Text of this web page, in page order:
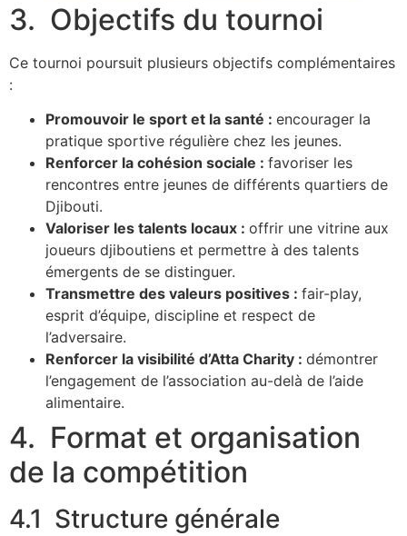
3. Objectifs du tournoi
Ce tournoi poursuit plusieurs objectifs complémentaires
:
Promouvoir le sport et la santé : encourager la
pratique sportive régulière chez les jeunes.
Renforcer la cohésion sociale : favoriser les
rencontres entre jeunes de différents quartiers de
Djibouti.
Valoriser les talents locaux : offrir une vitrine aux
joueurs djiboutiens et permettre à des talents
émergents de se distinguer.
Transmettre des valeurs positives : fair-play,
esprit d’équipe, discipline et respect de
l’adversaire.
Renforcer la visibilité d’Atta Charity : démontrer
l’engagement de l’association au-delà de l’aide
alimentaire.
4. Format et organisation
de la compétition
4.1 Structure générale